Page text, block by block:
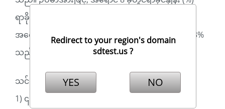
ရာခိုင်နှုန်းသည် 100% ဖြစ်သည်။ ထို့ကြောင့်အခြား
အရောင်တစ်ခု၏ 0% သည် 0% သည် 0% ၏ 0% ၏ 33%
သည်သိသိသာသာသိသာထင်ရှားသည်။
သင်စဉ်းစားနေသောစမ်းသပ်မှုရလဒ်များ -
1) ၎င်းသည်လူသားများကတန်ဖိုးများကိုကြေငြာရုံသာ
Redirect to your region's domain
sdtest.us ?
YES NO